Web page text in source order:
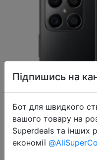
Підпишись на
Бот для швидкого
вашого товару на
Superdeals та інших
економії